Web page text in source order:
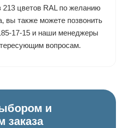
213 цветов RAL по желанию
вы также можете позвонить
17-15 и наши менеджеры
вопросам.
и
заказа